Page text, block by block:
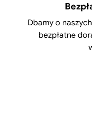
Dbamy o
bezpłatne